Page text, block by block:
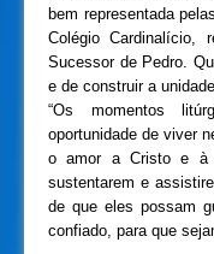
bem representada
Colégio Cardinalício,
Sucessor de Pedro.
e de construir a
“Os momentos
oportunidade de viver
o amor a Cristo e à
sustentarem e
de que eles possam
confiado, para que